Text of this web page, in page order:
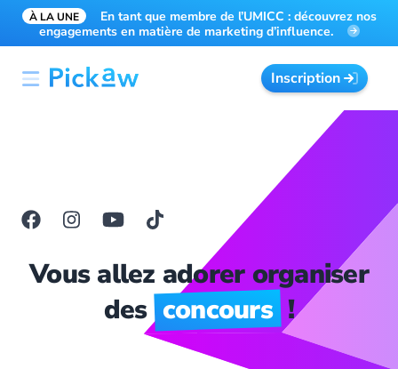
À LA UNE
En tant que membre de l’UMICC : découvrez nos
engagements en matière de marketing d’influence.
Inscription
Vous allez adorer organiser
des concours !